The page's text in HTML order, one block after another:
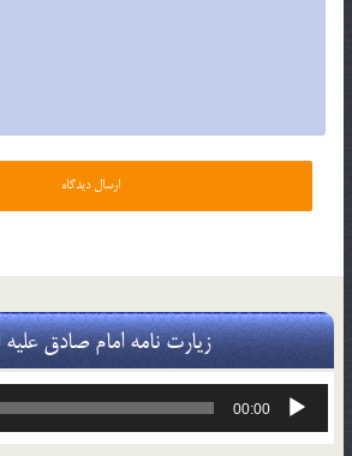
زیارت نامه امام صادق علیه
پخش‌کننده
00:00